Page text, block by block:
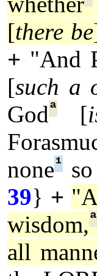
[there be
+ "And
[such a
Godª [
none¹
39} +
wisdom,ª
all